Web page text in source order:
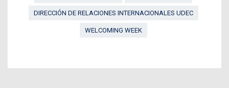
DIRECCIÓN DE RELACIONES INTERNACIONALES UDEC
WELCOMING WEEK